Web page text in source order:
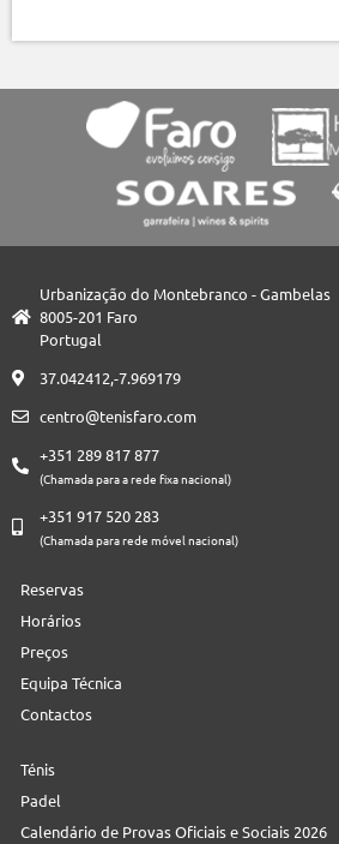
Urbanização do Montebranco - Gambelas
8005-201 Faro
Portugal
37.042412,-7.969179
centro@tenisfaro.com
+351 289 817 877
(Chamada para a rede fixa nacional)
+351 917 520 283
(Chamada para rede móvel nacional)
Reservas
Horários
Preços
Equipa Técnica
Contactos
Ténis
Padel
Calendário de Provas Oficiais e Sociais 2026